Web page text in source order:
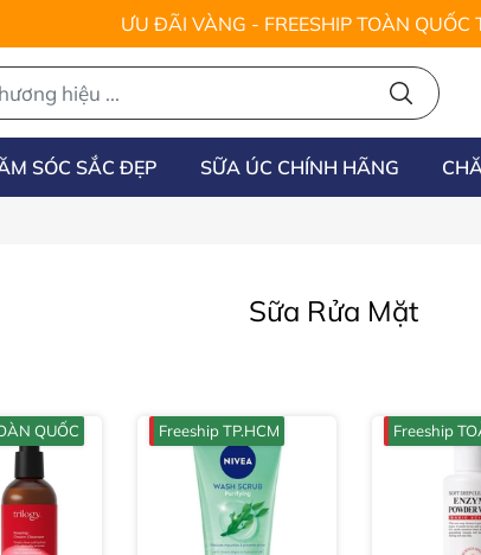
ƯU ĐÃI VÀNG - FREESHIP TOÀN QUỐC
SÓC SẮC ĐẸP SỮA ÚC CHÍNH HÃNG
Sữa Rửa Mặt
QUỐC Freeship TP.HCM Freeship